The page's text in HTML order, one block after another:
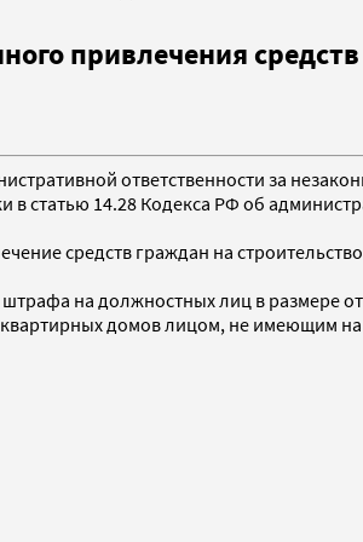
привлечения
ответственности за
статью 14.28 Кодекса РФ об
средств граждан на
на должностных лиц в размере
домов лицом, не имеющим на